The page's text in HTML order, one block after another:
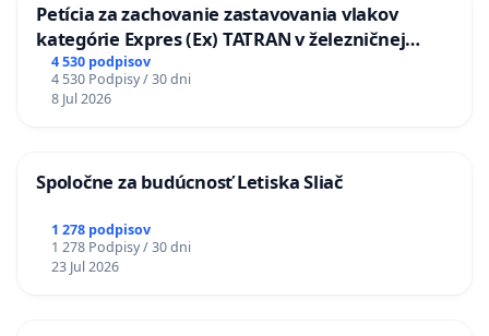
Petícia za zachovanie zastavovania vlakov
kategórie Expres (Ex) TATRAN v železničnej
stanici Púchov
4 530 podpisov
4 530 Podpisy / 30 dni
8 Jul 2026
Spoločne za budúcnosť Letiska Sliač
1 278 podpisov
1 278 Podpisy / 30 dni
23 Jul 2026